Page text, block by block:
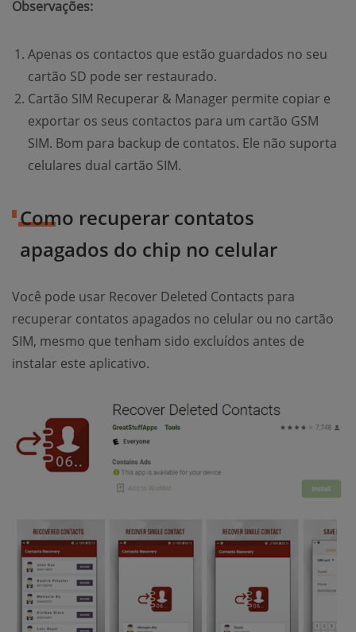
Observações:
Apenas os contactos que estão guardados no seu
cartão SD pode ser restaurado.
Cartão SIM Recuperar & Manager permite copiar e
exportar os seus contactos para um cartão GSM
SIM. Bom para backup de contatos. Ele não suporta
celulares dual cartão SIM.
Como recuperar contatos
apagados do chip no celular
Você pode usar Recover Deleted Contacts para
recuperar contatos apagados no celular ou no cartão
SIM, mesmo que tenham sido excluídos antes de
instalar este aplicativo.